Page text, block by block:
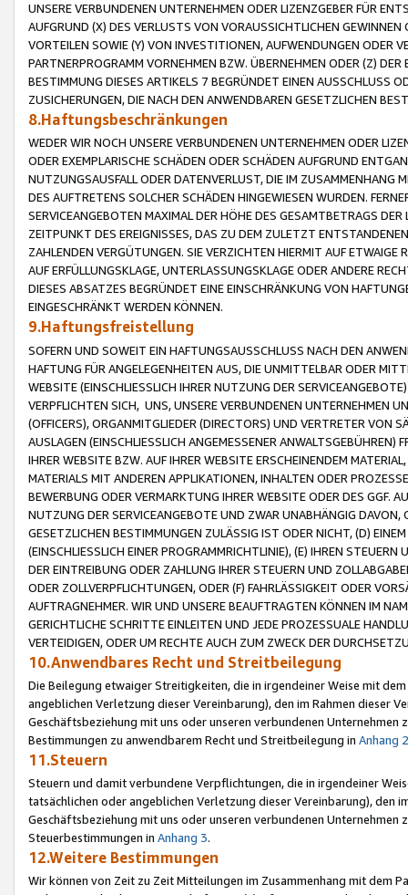
UNSERE VERBUNDENEN UNTERNEHMEN ODER LIZENZGEBER FÜR
AUFGRUND (X) DES VERLUSTS VON VORAUSSICHTLICHEN
VORTEILEN SOWIE (Y) VON INVESTITIONEN, AUFWENDUNGEN ODER
PARTNERPROGRAMM VORNEHMEN BZW. ÜBERNEHMEN ODER (Z)
BESTIMMUNG DIESES ARTIKELS 7 BEGRÜNDET EINEN AUSSCHLUSS
ZUSICHERUNGEN, DIE NACH DEN ANWENDBAREN GESETZLICHEN
8.Haftungsbeschränkungen
WEDER WIR NOCH UNSERE VERBUNDENEN UNTERNEHMEN ODER
ODER EXEMPLARISCHE SCHÄDEN ODER SCHÄDEN AUFGRUND
NUTZUNGSAUSFALL ODER DATENVERLUST, DIE IM ZUSAMMENHANG
DES AUFTRETENS SOLCHER SCHÄDEN HINGEWIESEN WURDEN.
SERVICEANGEBOTEN MAXIMAL DER HÖHE DES GESAMTBETRAGS
ZEITPUNKT DES EREIGNISSES, DAS ZU DEM ZULETZT
ZAHLENDEN VERGÜTUNGEN. SIE VERZICHTEN HIERMIT AUF
AUF ERFÜLLUNGSKLAGE, UNTERLASSUNGSKLAGE ODER ANDERE
DIESES ABSATZES BEGRÜNDET EINE EINSCHRÄNKUNG VON
EINGESCHRÄNKT WERDEN KÖNNEN.
9.Haftungsfreistellung
SOFERN UND SOWEIT EIN HAFTUNGSAUSSCHLUSS NACH DEN
HAFTUNG FÜR ANGELEGENHEITEN AUS, DIE UNMITTELBAR ODER
WEBSITE (EINSCHLIESSLICH IHRER NUTZUNG DER
VERPFLICHTEN SICH, UNS, UNSERE VERBUNDENEN UNTERNEHMEN
(OFFICERS), ORGANMITGLIEDER (DIRECTORS) UND VERTRETER VON
AUSLAGEN (EINSCHLIESSLICH ANGEMESSENER
IHRER WEBSITE BZW. AUF IHRER WEBSITE ERSCHEINENDEM
MATERIALS MIT ANDEREN APPLIKATIONEN, INHALTEN ODER
BEWERBUNG ODER VERMARKTUNG IHRER WEBSITE ODER DES GGF.
NUTZUNG DER SERVICEANGEBOTE UND ZWAR UNABHÄNGIG
GESETZLICHEN BESTIMMUNGEN ZULÄSSIG IST ODER NICHT, (D)
(EINSCHLIESSLICH EINER PROGRAMMRICHTLINIE), (E) IHREN
DER EINTREIBUNG ODER ZAHLUNG IHRER STEUERN UND
ODER ZOLLVERPFLICHTUNGEN, ODER (F) FAHRLÄSSIGKEIT ODER
AUFTRAGNEHMER. WIR UND UNSERE BEAUFTRAGTEN KÖNNEN IM
GERICHTLICHE SCHRITTE EINLEITEN UND JEDE PROZESSUALE
VERTEIDIGEN, ODER UM RECHTE AUCH ZUM ZWECK DER
10.Anwendbares Recht und Streitbeilegung
Die Beilegung etwaiger Streitigkeiten, die in irgendeiner Weise mit
angeblichen Verletzung dieser Vereinbarung), den im Rahmen dieser
Geschäftsbeziehung mit uns oder unseren verbundenen
Bestimmungen zu anwendbarem Recht und Streitbeilegung in Anhang 2
11.Steuern
Steuern und damit verbundene Verpflichtungen, die in irgendeiner
tatsächlichen oder angeblichen Verletzung dieser Vereinbarung), den
Geschäftsbeziehung mit uns oder unseren verbundenen
Steuerbestimmungen in Anhang 3.
12.Weitere Bestimmungen
Wir können von Zeit zu Zeit Mitteilungen im Zusammenhang mit dem